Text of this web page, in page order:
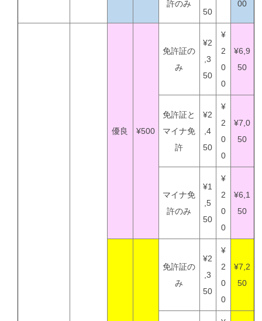
許のみ
50
00
優良 ¥500
免許証の
み
¥2
,3
50
¥
2
0
0
¥6,9
50
免許証と
マイナ免
許
¥2
,4
50
¥
2
0
0
¥7,0
50
マイナ免
許のみ
¥1
,5
50
¥
2
0
0
¥6,1
50
免許証の
み
¥2
,3
50
¥
2
0
0
¥7,2
50